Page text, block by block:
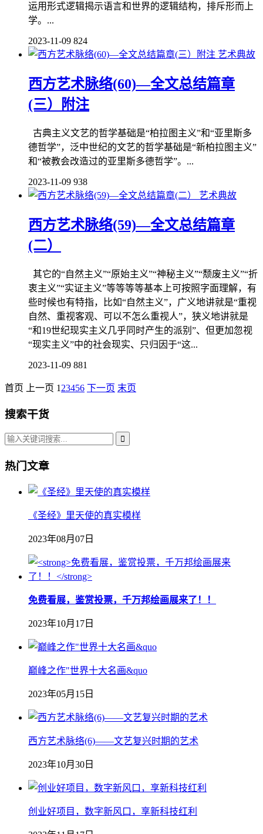
运用形式逻辑揭示语言和世界的逻辑结构，排斥形而上
学。...
2023-11-09 824
艺术典故
西方艺术脉络(60)—全文总结篇章
(三）附注
古典主义文艺的哲学基础是“柏拉图主义”和“亚里斯多
德哲学”，泛中世纪的文艺的哲学基础是“新柏拉图主义”
和“被教会改造过的亚里斯多德哲学”。...
2023-11-09 938
艺术典故
西方艺术脉络(59)—全文总结篇章
(二）
其它的“自然主义”“原始主义”“神秘主义”“颓废主义”“折
衷主义”“实证主义”等等等等基本上可按照字面理解，有
些时候也有特指，比如“自然主义”，广义地讲就是“重视
自然、重视客观、可以不怎么重视人”，狭义地讲就是
“和19世纪现实主义几乎同时产生的派别”、但更加忽视
“现实主义”中的社会现实、只归因于“这...
2023-11-09 881
首页 上一页 1 23456 下一页 末页
搜索干货
热门文章
《圣经》里天使的真实模样
2023年08月07日
免费看展，鉴赏投票，千万邦绘画展来了！！
2023年10月17日
巅峰之作"世界十大名画&quo
2023年05月15日
西方艺术脉络(6)——文艺复兴时期的艺术
2023年10月30日
创业好项目，数字新风口，享新科技红利